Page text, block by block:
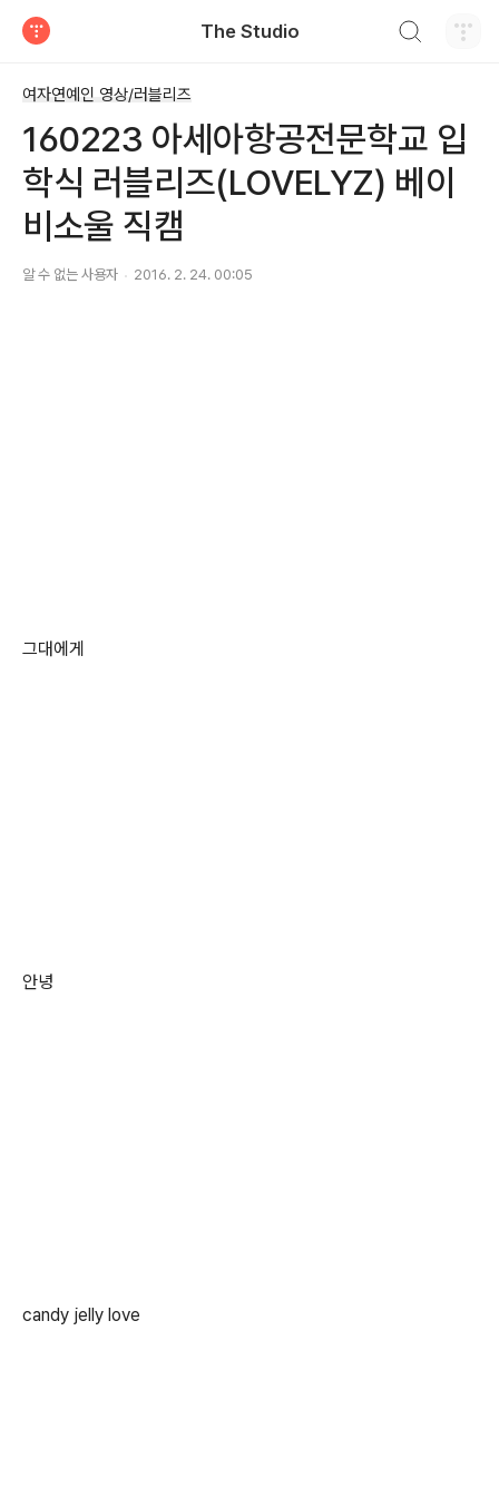
The Studio
여자연예인 영상/러블리즈
160223 아세아항공전문학교 입
학식 러블리즈(LOVELYZ) 베이
비소울 직캠
알 수 없는 사용자 2016. 2. 24. 00:05
그대에게
안녕
candy jelly love